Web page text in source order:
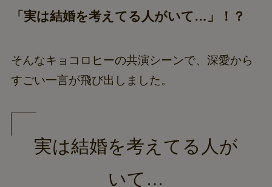
「実は結婚を考えてる人がいて…」！？
そんなキョコロヒーの共演シーンで、深愛から
すごい一言が飛び出しました。
実は結婚を考えてる人が
いて…